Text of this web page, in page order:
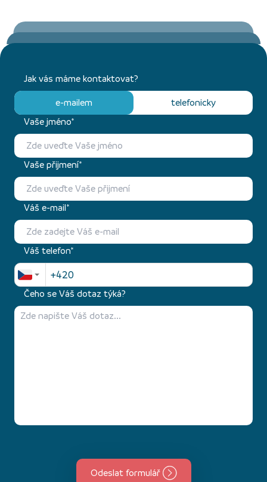
Jak vás máme kontaktovat?
e-mailem
telefonicky
Vaše jméno*
Vaše přijmení*
Váš e-mail*
Váš telefon*
Čeho se Váš dotaz týká?
Odeslat formulář